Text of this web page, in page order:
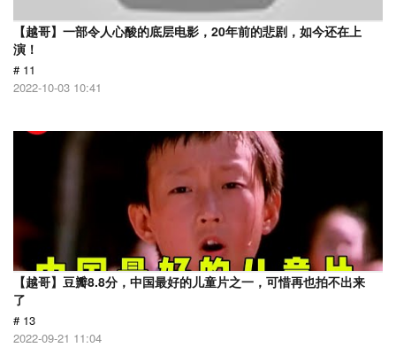
【越哥】一部令人心酸的底层电影，20年前的悲剧，如今还在上
演！
# 11
2022-10-03 10:41
【越哥】豆瓣8.8分，中国最好的儿童片之一，可惜再也拍不出来
了
# 13
2022-09-21 11:04